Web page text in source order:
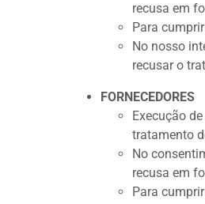
recusa em
Para
No nosso
recusar o
FORNECEDORES
Execução
tratamento
No
recusa em
Para